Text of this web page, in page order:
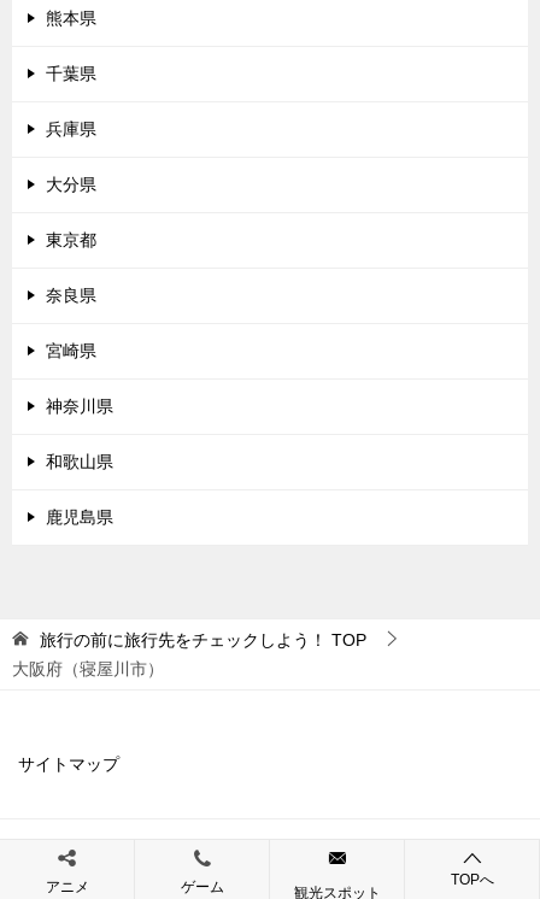
熊本県
千葉県
兵庫県
大分県
東京都
奈良県
宮崎県
神奈川県
和歌山県
鹿児島県
旅行の前に旅行先をチェックしよう！
TOP
大阪府（寝屋川市）
サイトマップ
© 2019 旅行の前に旅行先をチェックしよう！
アニメ ゲーム 観光スポット
TOPへ